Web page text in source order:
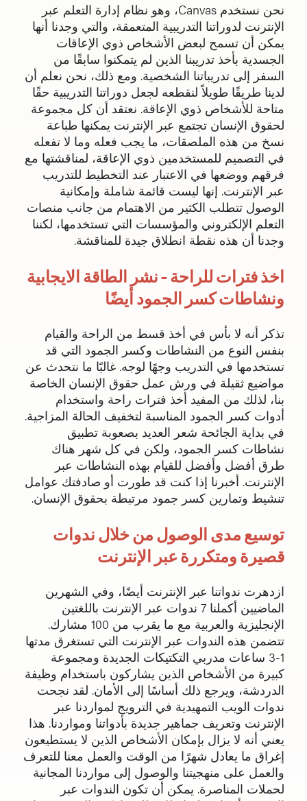
نحن نستخدم Canvas، وهو نظام إدارة التعلم عبر
الإنترنت لدوراتنا التدريبية المتعمقة، والتي وجدنا أنها
يمكن أن تسمح لبعض الأشخاص ذوي الإعاقات
الجسدية بأخذ تدريبنا الذين لم يتمكنوا سابقًا من
السفر إلى تدريباتنا الشخصية. ومع ذلك، نحن نعلم أن
لدينا طريقًا طويلاً لنقطعه لجعل دوراتنا التدريبية حقًا
متاحة للأشخاص ذوي الإعاقة. نعتقد أن كل مجموعة
لحقوق الإنسان تجتمع عبر الإنترنت يمكنها طباعة
نسخ من هذه الملصقات، ما يجب فعله وما لا تفعله
في التصميم للمستخدمين ذوي الإعاقة، لمناقشتها مع
فرقهم ووضعها في الاعتبار عند التخطيط للتدريب
عبر الإنترنت. إنها ليست قائمة شاملة وإمكانية
الوصول تتطلب الكثير من الاهتمام من جانب منصات
التعلم الإلكتروني والمؤسسات التي تستخدمها، لكننا
وجدنا أن هذه نقطة انطلاق جيدة للمناقشة.
اخذ فترات للراحة – نشر الطاقة الايجابية
ونشاطات كسر الجمود أيضًا
تذكر أنه لا بأس في أخذ قسط من الراحة والقيام
بنفس النوع من النشاطات وكسر الجمود التي قد
تستخدمها في التدريب وجهًا لوجه. غالبًا ما نتحدث عن
مواضيع ثقيلة في ورش عمل حقوق الإنسان الخاصة
بنا، لذلك من المفيد أخذ فترات راحة واستخدام
أدوات كسر الجمود المناسبة لتخفيف الحالة المزاجية.
في بداية الجائحة شعر العديد بصعوبة تطبيق
نشاطات كسر الجمود، ولكن في كل شهر هناك
طرق أفضل وأفضل للقيام بهذه النشاطات عبر
الإنترنت. أخبرنا إذا كنت قد طورت أو صادفتك عوامل
تنشيط وتمارين كسر جمود مرتبطة بحقوق الإنسان.
توسيع مدى الوصول من خلال ندوات
قصيرة ومتكررة عبر الإنترنت
ازدهرت ندواتنا عبر الإنترنت أيضًا، وفي الشهرين
الماضيين أكملنا 7 ندوات عبر الإنترنت باللغتين
الإنجليزية والعربية مع ما يقرب من 100 مشارك.
تتضمن هذه الندوات عبر الإنترنت التي تستغرق مدتها
1-3 ساعات مدربي التكتيكات الجديدة ومجموعة
كبيرة من الأشخاص الذين يشاركون باستخدام وظيفة
الدردشة، ويرجع ذلك أساسًا إلى الأمان. لقد نجحت
ندوات الويب التمهيدية في الترويج لمواردنا عبر
الإنترنت وتعريف جماهير جديدة بأدواتنا ومواردنا. هذا
يعني أنه لا يزال بإمكان الأشخاص الذين لا يستطيعون
إغراق ما يعادل شهرًا من الوقت والعمل معنا للتعرف
والعمل على منهجيتنا والوصول إلى مواردنا المجانية
لحملات المناصرة. يمكن أن تكون الندوات عبر